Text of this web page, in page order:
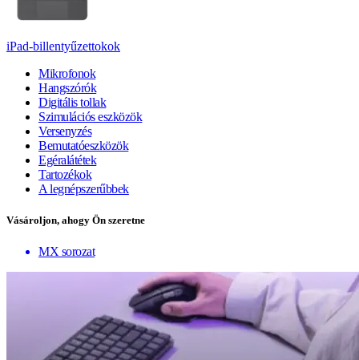
iPad-billentyűzettokok
Mikrofonok
Hangszórók
Digitális tollak
Szimulációs eszközök
Versenyzés
Bemutatóeszközök
Egéralátétek
Tartozékok
A legnépszerűbbek
Vásároljon, ahogy Ön szeretne
MX sorozat